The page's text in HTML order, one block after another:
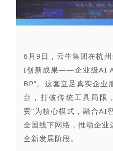
6月9日，云生集团在杭
I创新成果——企业级AI
BP”。这套立足真实企业
台，打破传统工具局限
费”为核心模式，融合AI
全国线下网络，推动企业
全新发展阶段。